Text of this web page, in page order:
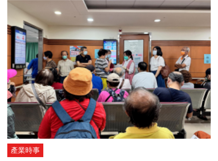
產業時事